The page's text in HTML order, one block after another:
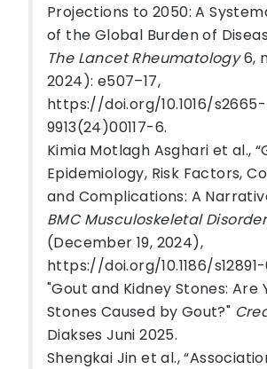
Projections to 2050: A
of the Global Burden of
The Lancet Rheumatology6,
2024): e507–17,
https://doi.org/10.1016/s2665-
9913(24)00117-6.
Kimia Motlagh Asghari et al.,
Epidemiology, Risk Factors,
and Complications: A
BMC Musculoskeletal
(December 19, 2024),
https://doi.org/10.1186/
"Gout and Kidney Stones: Are
Stones Caused by Gout?"
Diakses Juni 2025.
Shengkai Jin et al.,